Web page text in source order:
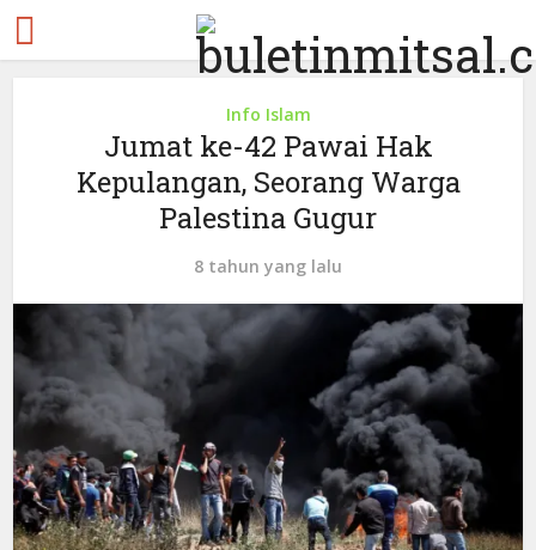
Info Islam
Jumat ke-42 Pawai Hak
Kepulangan, Seorang Warga
Palestina Gugur
8 tahun yang lalu